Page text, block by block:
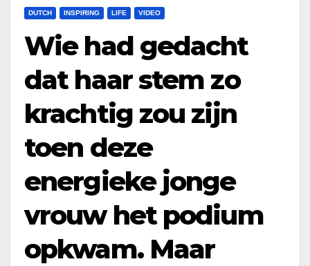
DUTCH INSPIRING LIFE VIDEO
Wie had gedacht
dat haar stem zo
krachtig zou zijn
toen deze
energieke jonge
vrouw het podium
opkwam. Maar